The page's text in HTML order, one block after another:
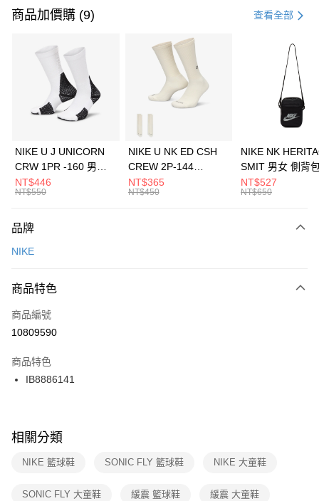
信用卡一次付款
3 期 0 利率 每期 21家銀行
合作金庫商業銀行
第一商業銀行
華南商業銀行
彰化商業銀行
上海商業儲蓄銀行
元大商業銀行
台灣樂天信用卡公司
Apple Pay
全盈+PAY
AFTEE先享後付
【關於「AFTEE先享後付」】
便利好安心！
３．安心：先確認商品／服務後，再付款。
【「AFTEE先享後付」結帳流程】
１．於結帳方式選擇「AFTEE先享後付」後，將跳轉至「AFTEE先享後付」
２．訂單成立數日內，您將收到繳費通知簡訊。
３．收到繳費通知簡訊後14天內，點擊此簡訊中的連結，可透過四大超商／
ATM／網路銀行／等多元方式進行付款，方視為交易完成。
※ 交易是否成功請以「AFTEE先享後付 」之結帳頁面顯示為準，若有關於
是否繳費成功／繳費後需取消欲退款等相關疑問，請聯繫「AFTEE先享後付
客戶支援中心」
https://netprotections.freshdesk.com/support/home
１．透過由恩沛科技股份有限公司提供之「AFTEE先享後付」服務完成之交
運送方式
每筆NT$100，滿NT$1,500(含以上)免運費
宅配
每筆NT$100，滿NT$1,500(含以上)免運費
商品加價購 (9) 查看全部
NIKE U J UNICORN
CRW 1PR -160 男女
中統襪 FZ3393100
NT$446
NT$550
NIKE U NK ED CSH
CREW 2P-144
EMBRDY 男女 短統襪
FZ3073133
NT$365
NT$450
NIKE NK
SMIT 男女 側背
BA5871010
NT$527
NT$650
品牌
NIKE
商品特色
商品編號
10809590
商品特色
IB8886141
相關分類
NIKE 籃球鞋 SONIC FLY 籃球鞋 NIKE 大童鞋
SONIC FLY 大童鞋 緩震 籃球鞋 緩震 大童鞋